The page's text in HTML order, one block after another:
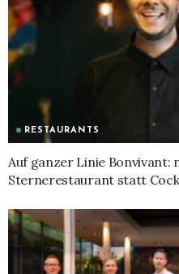
RESTAURANTS
Auf ganzer Linie Bonvivant:
Sternerestaurant statt